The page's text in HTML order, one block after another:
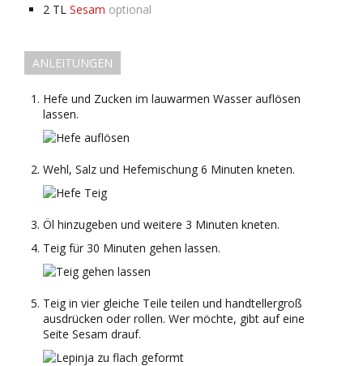
2 TL Sesam optional
ANLEITUNGEN
Hefe und Zucken im lauwarmen Wasser auflösen
lassen.
Wehl, Salz und Hefemischung 6 Minuten kneten.
Öl hinzugeben und weitere 3 Minuten kneten.
Teig für 30 Minuten gehen lassen.
Teig in vier gleiche Teile teilen und handtellergroß
ausdrücken oder rollen. Wer möchte, gibt auf eine
Seite Sesam drauf.